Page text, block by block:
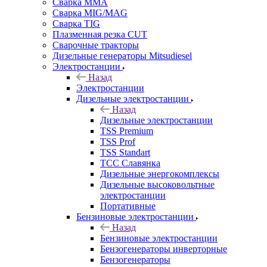
Сварка MMA
Сварка MIG/MAG
Сварка TIG
Плазменная резка CUT
Сварочные тракторы
Дизельные генераторы Mitsudiesel
Электростанции
Назад
Электростанции
Дизельные электростанции
Назад
Дизельные электростанции
TSS Premium
TSS Prof
TSS Standart
ТСС Славянка
Дизельные энергокомплексы
Дизельные высоковольтные
электростанции
Портативные
Бензиновые электростанции
Назад
Бензиновые электростанции
Бензогенераторы инверторные
Бензогенераторы